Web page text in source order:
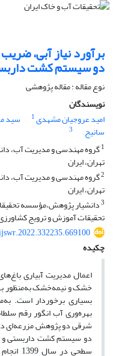
برآورد نیاز آبی،
دو سیستم کشت
نوع مقاله : مقاله پژوهشی
نویسندگان
امید عروجیان مشهدی1 سید
سانیج
3
1گروه مهندسی و مدیریت آب،
تهران، ایران
2گروه مهندسی و مدیریت آب،
تهران، ایران
3دانشیار پژوهش،مؤسسه
تحقیقات آموزش و ترویج
چکیده
اعمال مدیریت آبیاری
خشک و نیمه‌خشک به‌منظور
بسیاری برخوردار است.
بهره‌وری آب انگور رقم
شرقی دو پژوهش مزرعه‌ای
دو سیستم کشت داربستی و
سطحی